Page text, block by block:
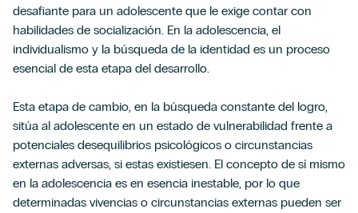
desafiante para un adolescente que le exige contar con
habilidades de socialización. En la adolescencia, el
individualismo y la búsqueda de la identidad es un proceso
esencial de esta etapa del desarrollo.
Esta etapa de cambio, en la búsqueda constante del logro,
sitúa al adolescente en un estado de vulnerabilidad frente a
potenciales desequilibrios psicológicos o circunstancias
externas adversas, si estas existiesen. El concepto de sí mismo
en la adolescencia es en esencia inestable, por lo que
determinadas vivencias o circunstancias externas pueden ser